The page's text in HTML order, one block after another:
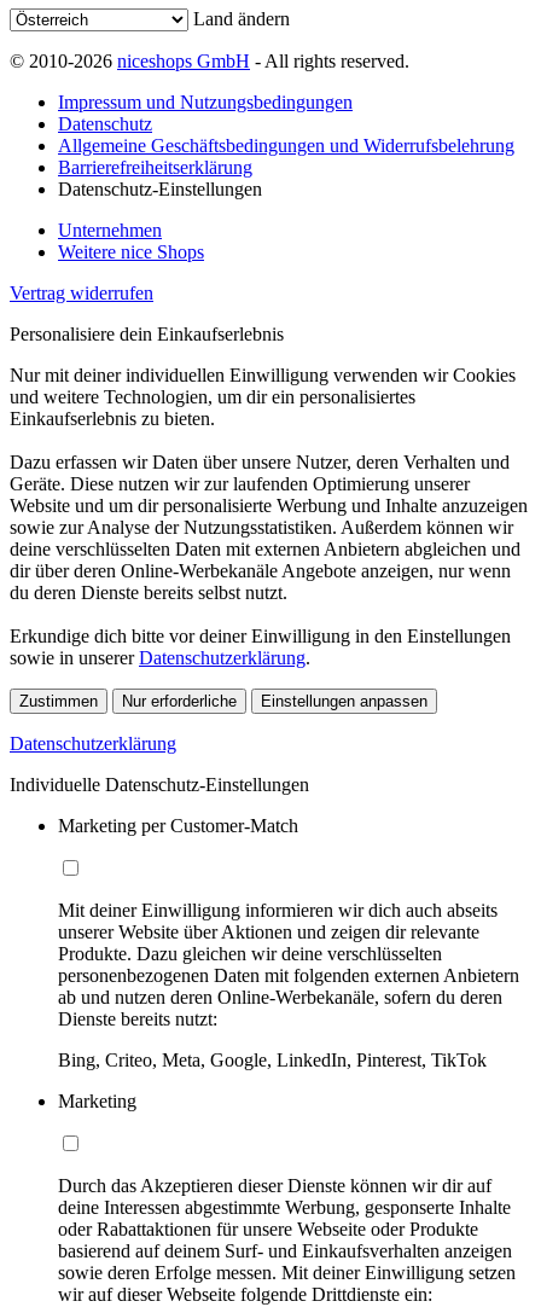
Land ändern
© 2010-2026 niceshops GmbH - All rights reserved.
Impressum und Nutzungsbedingungen
Datenschutz
Allgemeine Geschäftsbedingungen und Widerrufsbelehrung
Barrierefreiheitserklärung
Datenschutz-Einstellungen
Unternehmen
Weitere nice Shops
Vertrag widerrufen
Personalisiere dein Einkaufserlebnis
Nur mit deiner individuellen Einwilligung verwenden wir Cookies
und weitere Technologien, um dir ein personalisiertes
Einkaufserlebnis zu bieten.
Dazu erfassen wir Daten über unsere Nutzer, deren Verhalten und
Geräte. Diese nutzen wir zur laufenden Optimierung unserer
Website und um dir personalisierte Werbung und Inhalte anzuzeigen
sowie zur Analyse der Nutzungsstatistiken. Außerdem können wir
deine verschlüsselten Daten mit externen Anbietern abgleichen und
dir über deren Online-Werbekanäle Angebote anzeigen, nur wenn
du deren Dienste bereits selbst nutzt.
Erkundige dich bitte vor deiner Einwilligung in den Einstellungen
sowie in unsererDatenschutzerklärung.
Zustimmen Nur erforderliche Einstellungen anpassen
Datenschutzerklärung
Individuelle Datenschutz-Einstellungen
Marketing per Customer-Match
Mit deiner Einwilligung informieren wir dich auch abseits
unserer Website über Aktionen und zeigen dir relevante
Produkte. Dazu gleichen wir deine verschlüsselten
personenbezogenen Daten mit folgenden externen Anbietern
ab und nutzen deren Online-Werbekanäle, sofern du deren
Dienste bereits nutzt:
Bing, Criteo, Meta, Google, LinkedIn, Pinterest, TikTok
Marketing
Durch das Akzeptieren dieser Dienste können wir dir auf
deine Interessen abgestimmte Werbung, gesponserte Inhalte
oder Rabattaktionen für unsere Webseite oder Produkte
basierend auf deinem Surf- und Einkaufsverhalten anzeigen
sowie deren Erfolge messen. Mit deiner Einwilligung setzen
wir auf dieser Webseite folgende Drittdienste ein: